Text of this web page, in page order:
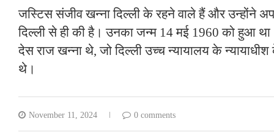
जस्टिस संजीव खन्ना दिल्ली के रहने वाले हैं और उन्होंने
दिल्ली से ही की है। उनका जन्म 14 मई 1960 को हुआ था।
देस राज खन्ना थे, जो दिल्ली उच्च न्यायालय के न्यायाधीश
थे।
November 11, 2024 0 comments